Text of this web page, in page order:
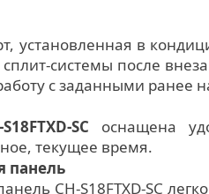
установленная в
системы после
с заданными ранее
SC оснащена
текущее время.
панель
CH-S18FTXD-SC